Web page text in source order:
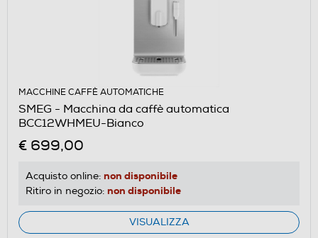
MACCHINE CAFFÈ AUTOMATICHE
SMEG - Macchina da caffè automatica
BCC12WHMEU-Bianco
€ 699,00
Acquisto online: non disponibile
Ritiro in negozio: non disponibile
VISUALIZZA